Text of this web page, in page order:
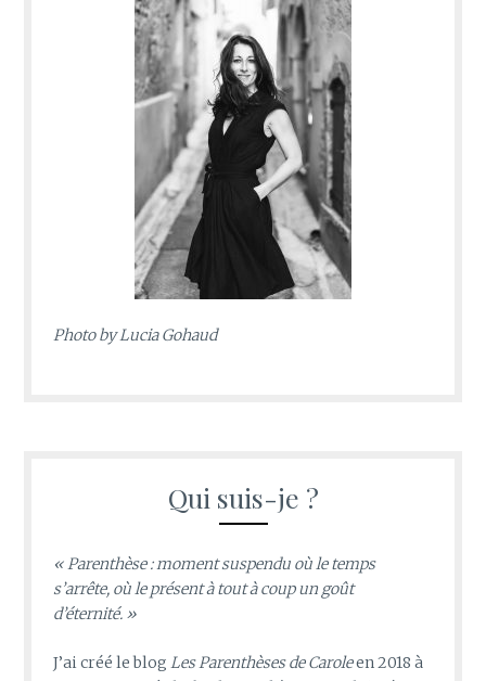
Photo byLucia Gohaud
Qui suis-je ?
« Parenthèse : moment suspendu où le temps
s’arrête, où le présent à tout à coup un goût
d’éternité. »
J’ai créé le blogLes Parenthèses de Caroleen 2018 à